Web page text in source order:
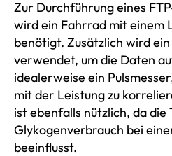
Zur Durchführung eines
wird ein Fahrrad mit einem
benötigt. Zusätzlich wird
verwendet, um die Daten
idealerweise ein
mit der Leistung zu
ist ebenfalls nützlich, da
Glykogenverbrauch bei
beeinflusst.